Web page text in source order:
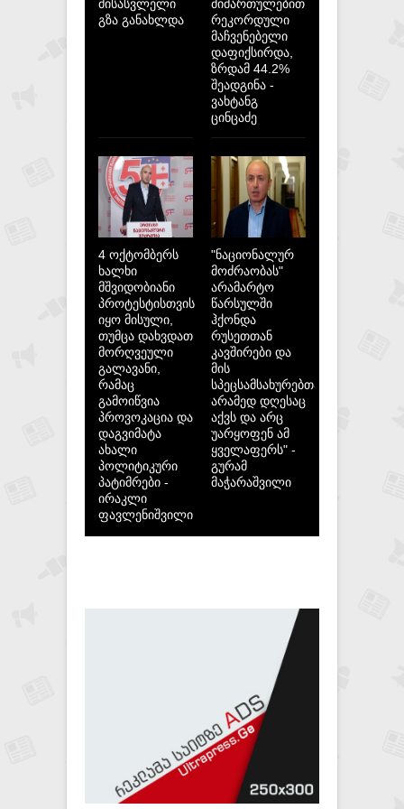
მისასვლელი
გზა განახლდა
მიმართულებით
რეკორდული
მაჩვენებელი
დაფიქსირდა,
ზრდამ 44.2%
შეადგინა -
ვახტანგ
ცინცაძე
4 ოქტომბერს
ხალხი
მშვიდობიანი
პროტესტისთვის
იყო მისული,
თუმცა დახვდათ
მორღვეული
გალავანი,
რამაც
გამოიწვია
პროვოკაცია და
დაგვიმატა
ახალი
პოლიტიკური
პატიმრები -
ირაკლი
ფავლენიშვილი
"ნაციონალურ
მოძრაობას"
არამარტო
წარსულში
ჰქონდა
რუსეთთან
კავშირები და
მის
სპეცსამსახურებთან,
არამედ დღესაც
აქვს და არც
უარყოფენ ამ
ყველაფერს" -
გურამ
მაჭარაშვილი